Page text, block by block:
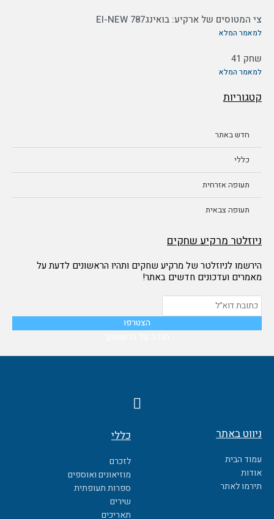
צי המטוסים של ארקיע: בואינג787 EI-NEW
למאמר המלא
שחק 41
למאמר המלא
קטגוריות
חדש באתר
כללי
תעופה אזרחית
תעופה צבאית
ניוזלטר מרקיע שחקים
הירשמו לניוזלטר של מרקיע שחקים ותהיו הראשונים לדעת על
מאמרים ועדכונים חדשים באתר!
F
a
e
b
o
o
k
ניווט באתר
עמוד הבית
אודות
תירמו לאתר
כללי
לזכרם
מוזיאונים ואוספים
ספרות תעופתית
שירים
תאריכים